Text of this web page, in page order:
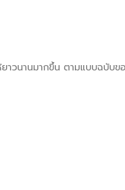
าวนานมากขึ้น ตามแบบฉบับ